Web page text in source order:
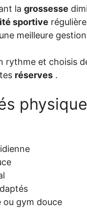
la grossesse
sportive
meilleure
rythme et choisis
réserves .
ou gym douce